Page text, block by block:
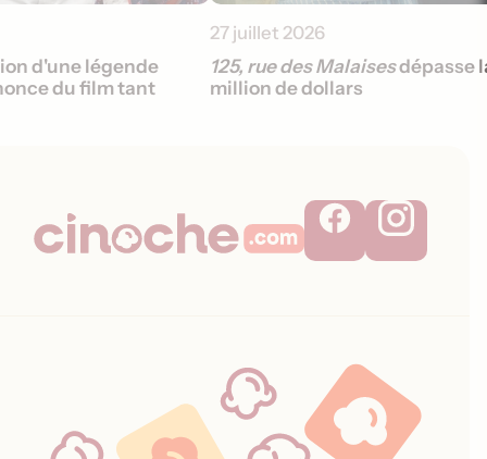
d'une légende
du film tant
27 juillet 2026
125, rue des Malaisesdépasse
million de dollars